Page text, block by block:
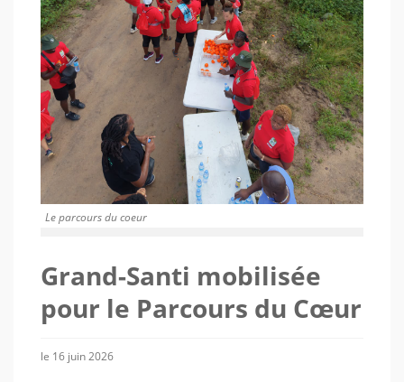
Le parcours du coeur
Grand-Santi mobilisée
pour le Parcours du Cœur
le 16 juin 2026